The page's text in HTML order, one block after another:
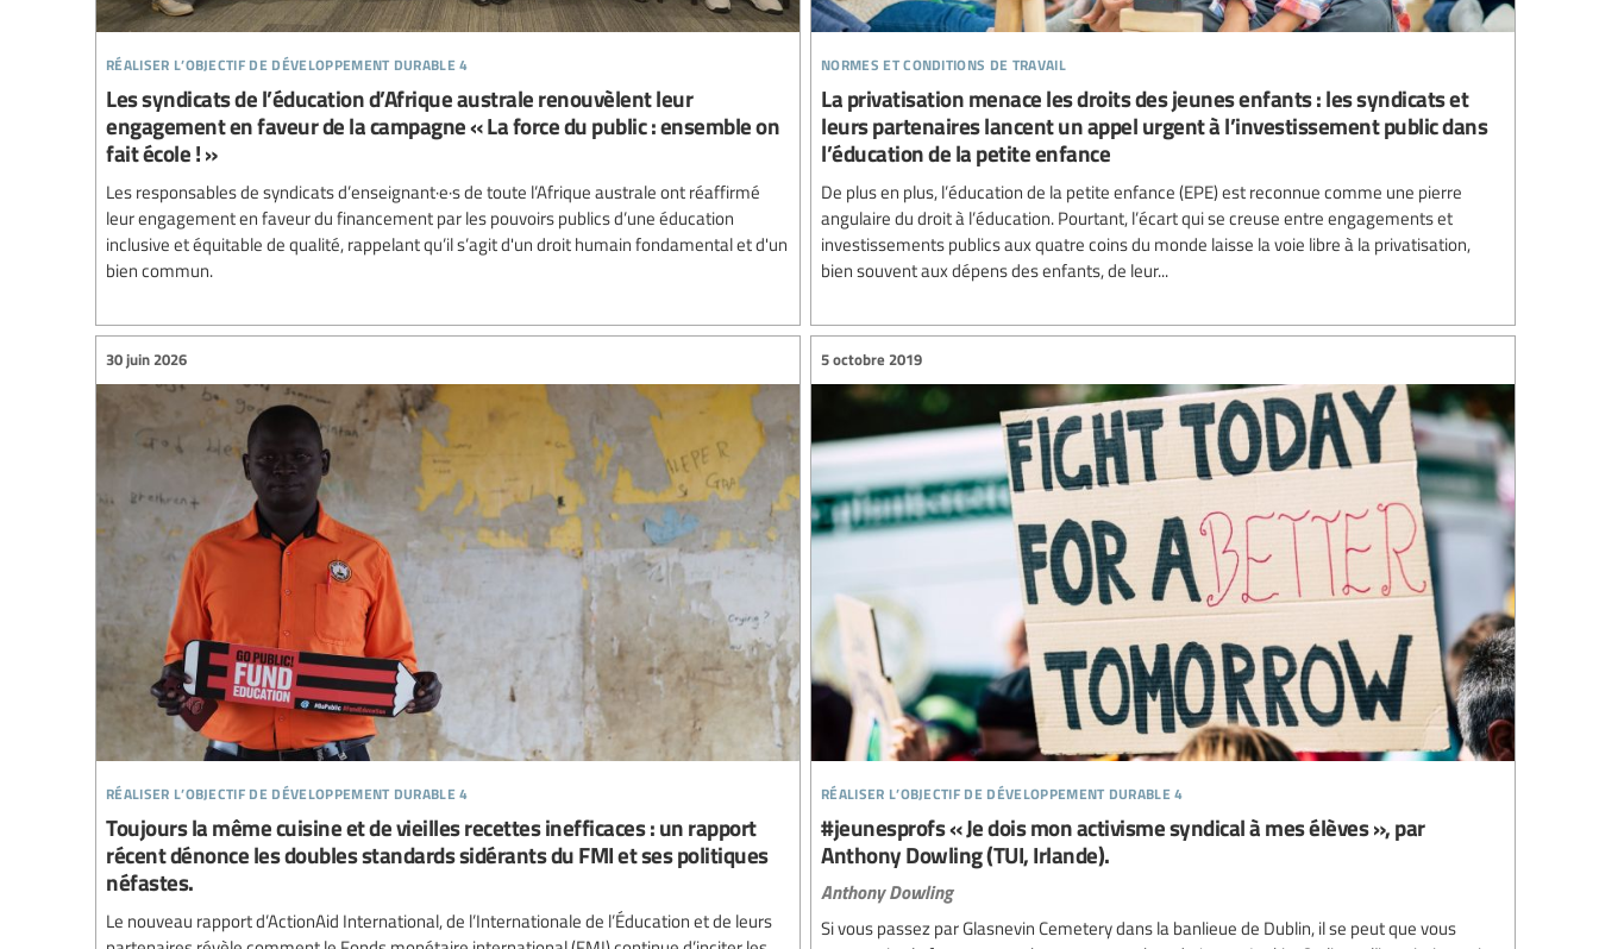
réaliser l’objectif de développement durable 4
Les syndicats de l’éducation d’Afrique australe renouvèlent leur
engagement en faveur de la campagne « La force du public : ensemble on
fait école ! »
Les responsables de syndicats d’enseignant·e·s de toute l’Afrique australe ont réaffirmé
leur engagement en faveur du financement par les pouvoirs publics d’une éducation
inclusive et équitable de qualité, rappelant qu’il s’agit d'un droit humain fondamental et d'un
bien commun.
normes et conditions de travail
La privatisation menace les droits des jeunes enfants : les syndicats et
leurs partenaires lancent un appel urgent à l’investissement public dans
l’éducation de la petite enfance
De plus en plus, l’éducation de la petite enfance (EPE) est reconnue comme une pierre
angulaire du droit à l’éducation. Pourtant, l’écart qui se creuse entre engagements et
investissements publics aux quatre coins du monde laisse la voie libre à la privatisation,
bien souvent aux dépens des enfants, de leur...
réaliser l’objectif de développement durable 4
30 juin 2026
Toujours la même cuisine et de vieilles recettes inefficaces : un rapport
récent dénonce les doubles standards sidérants du FMI et ses politiques
néfastes.
Le nouveau rapport d’ActionAid International, de l’Internationale de l’Éducation et de leurs
réaliser l’objectif de développement durable 4
5 octobre 2019
#jeunesprofs « Je dois mon activisme syndical à mes élèves », par
Anthony Dowling (TUI, Irlande).
Anthony Dowling
Si vous passez par Glasnevin Cemetery dans la banlieue de Dublin, il se peut que vous